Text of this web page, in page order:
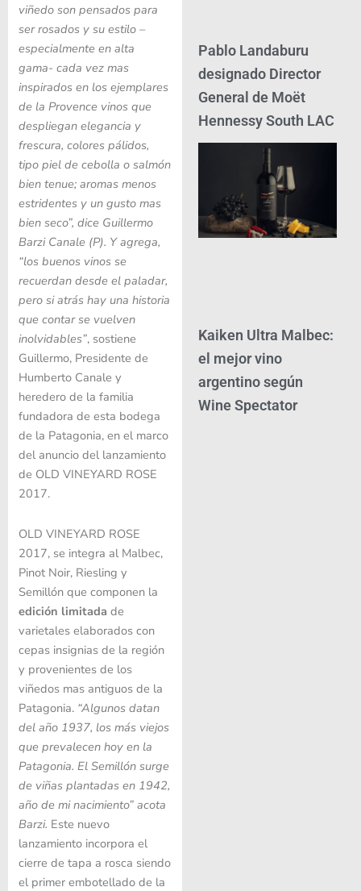
viñedo son pensados para
ser rosados y su estilo –
especialmente en alta
gama- cada vez mas
inspirados en los ejemplares
de la Provence vinos que
despliegan elegancia y
frescura, colores pálidos,
tipo piel de cebolla o salmón
bien tenue; aromas menos
estridentes y un gusto mas
bien seco”, dice Guillermo
Barzi Canale (P). Y agrega,
“los buenos vinos se
recuerdan desde el paladar,
pero si atrás hay una historia
que contar se vuelven
inolvidables”, sostiene
Guillermo, Presidente de
Humberto Canale y
heredero de la familia
fundadora de esta bodega
de la Patagonia, en el marco
del anuncio del lanzamiento
de OLD VINEYARD ROSE
2017.
OLD VINEYARD ROSE
2017, se integra al Malbec,
Pinot Noir, Riesling y
Semillón que componen la
edición limitada de
varietales elaborados con
cepas insignias de la región
y provenientes de los
viñedos mas antiguos de la
Patagonia. “Algunos datan
del año 1937, los más viejos
que prevalecen hoy en la
Patagonia. El Semillón surge
de viñas plantadas en 1942,
año de mi nacimiento” acota
Barzi. Este nuevo
lanzamiento incorpora el
cierre de tapa a rosca siendo
el primer embotellado de la
Pablo Landaburu
designado Director
General de Moët
Hennessy South LAC
Kaiken Ultra Malbec:
el mejor vino
argentino según
Wine Spectator